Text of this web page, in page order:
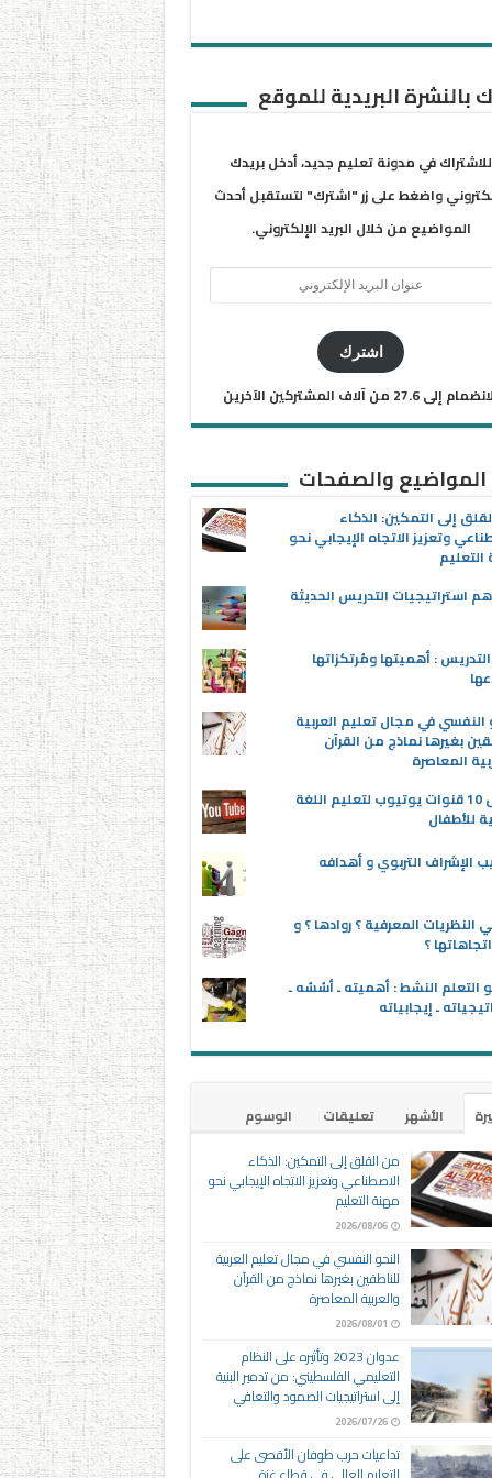
بالنشرة البريدية للموقع
للاشتراك في مدونة تعليم جديد، أدخل بريدك
واضغط على زر "اشترك" لتستقبل أحدث
المواضيع من خلال البريد الإلكتروني.
اشترك
إلى 27.6 من آلاف المشتركين الآخرين
المواضيع والصفحات
إلى التمكين: الذكاء
وتعزيز الاتجاه الإيجابي نحو
استراتيجيات التدريس الحديثة
: أهميتها ومُرتكزاتها
النفسي في مجال تعليم العربية
بغيرها نماذج من القرآن
المعاصرة
أفضل 10 قنوات يوتيوب لتعليم اللغة
للأطفال
الإشراف التربوي و أهدافه
النظريات المعرفية ؟ روادها ؟ و
؟
التعلم النشط : أهميته ـ أسُسُه ـ
ـ إيجابياته
الأشهر تعليقات
الوسوم
من القلق إلى التمكين: الذكاء
الاصطناعي وتعزيز الاتجاه الإيجابي نحو
مهنة التعليم
2026/08/06
النحو النفسي في مجال تعليم العربية
للناطقين بغيرها نماذج من القرآن
والعربية المعاصرة
2026/08/01
عدوان 2023 وتأثيره على النظام
التعليمي الفلسطيني: من تدمير البنية
إلى استراتيجيات الصمود والتعافي
2026/07/26
تداعيات حرب طوفان الأقصى على